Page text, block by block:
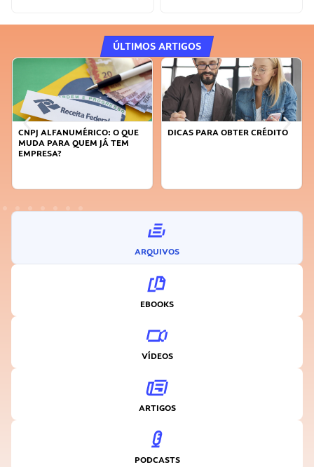
ÚLTIMOS ARTIGOS
DICAS PARA OBTER CRÉDITO
FAÇA A DIFERENÇA: SEJA
ARQUIVOS
EBOOKS
VÍDEOS
ARTIGOS
PODCASTS